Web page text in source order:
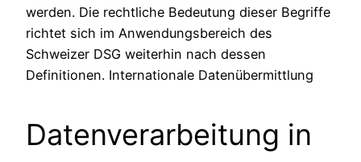
werden. Die rechtliche Bedeutung dieser Begriffe
richtet sich im Anwendungsbereich des
Schweizer DSG weiterhin nach dessen
Definitionen. Internationale Datenübermittlung
Datenverarbeitung in